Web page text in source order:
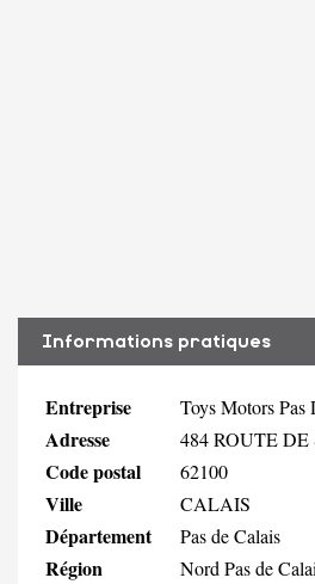
Informations pratiques
Entreprise Toys Motors Pas
Adresse 484 ROUTE
Code postal 62100
Ville CALAIS
Département Pas de Calais
Région Nord Pas de